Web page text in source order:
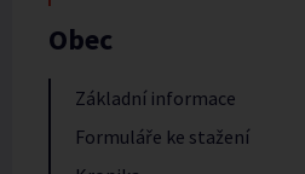
Obec
Základní informace
Formuláře ke stažení